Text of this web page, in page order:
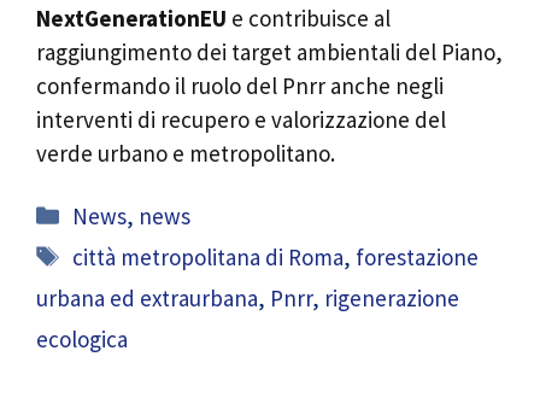
NextGenerationEU e contribuisce al
raggiungimento dei target ambientali del Piano,
confermando il ruolo del Pnrr anche negli
interventi di recupero e valorizzazione del
verde urbano e metropolitano.
Categorie
News, news
Tag
città metropolitana di Roma, forestazione
urbana ed extraurbana, Pnrr, rigenerazione
ecologica